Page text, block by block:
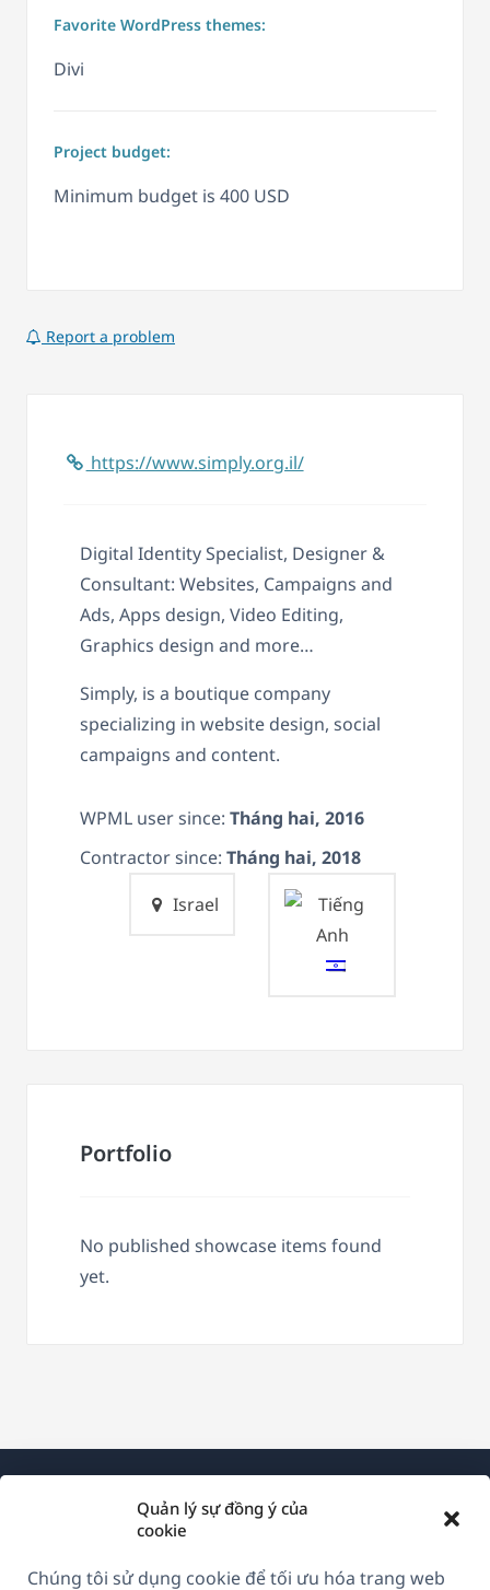
Quản lý sự đồng ý của
cookie
Chúng tôi sử dụng cookie để tối ưu hóa trang web
Favorite WordPress themes:
Divi
Project budget:
Minimum budget is 400 USD
Report a problem
https://www.simply.org.il/
Digital Identity Specialist, Designer &
Consultant: Websites, Campaigns and
Ads, Apps design, Video Editing,
Graphics design and more…
Simply, is a boutique company
specializing in website design, social
campaigns and content.
WPML user since: Tháng hai, 2016
Contractor since: Tháng hai, 2018
Israel
Portfolio
No published showcase items found
yet.